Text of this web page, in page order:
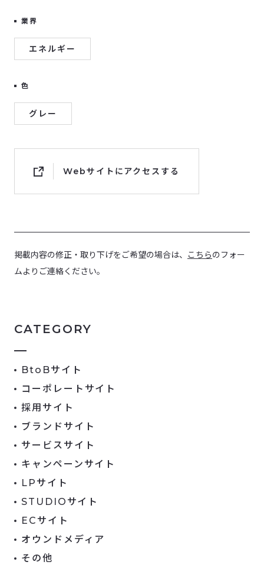
業界
エネルギー
色
グレー
Webサイトにアクセスする
掲載内容の修正・取り下げをご希望の場合は、 こちらのフォー
ムよりご連絡ください。
CATEGORY
BtoBサイト
コーポレートサイト
採用サイト
ブランドサイト
サービスサイト
キャンペーンサイト
LPサイト
STUDIOサイト
ECサイト
オウンドメディア
その他